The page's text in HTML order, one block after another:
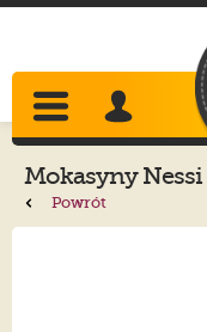
MokasynyNessi
Powrót